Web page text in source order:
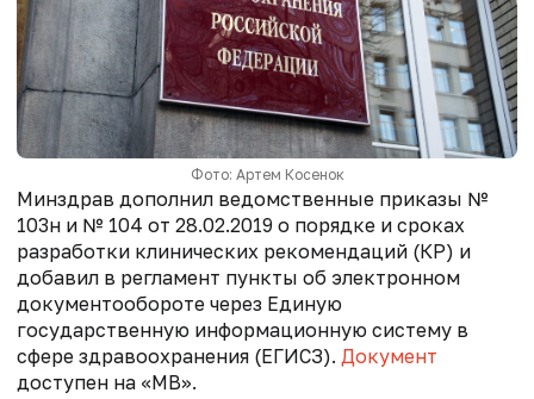
Фото: Артем Косенок
Минздрав дополнил ведомственные приказы №
103н и № 104 от 28.02.2019 о порядке и сроках
разработки клинических рекомендаций (КР) и
добавил в регламент пункты об электронном
документообороте через Единую
государственную информационную систему в
сфере здравоохранения (ЕГИСЗ). Документ
доступен на «МВ».